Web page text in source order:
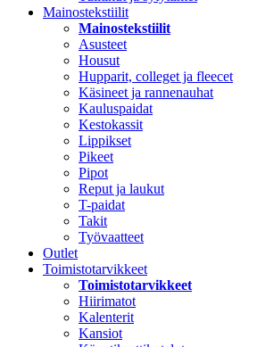
Mainostekstiilit
Mainostekstiilit
Asusteet
Housut
Hupparit, colleget ja fleecet
Käsineet ja rannenauhat
Kauluspaidat
Kestokassit
Lippikset
Pikeet
Pipot
Reput ja laukut
T-paidat
Takit
Työvaatteet
Outlet
Toimistotarvikkeet
Toimistotarvikkeet
Hiirimatot
Kalenterit
Kansiot